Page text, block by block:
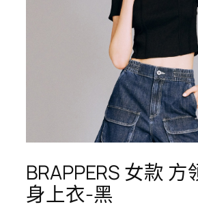
BRAPPERS 女款
身上衣-黑